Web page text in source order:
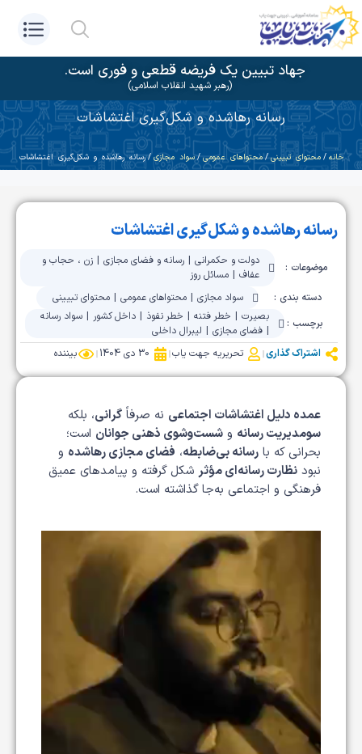
جهاد تبیین یک فریضه قطعی و فوری است.
(رهبر شهید انقلاب اسلامی)
رسانه رهاشده و شکل‌گیری اغتشاشات
خانه /محتوای تبیینی/محتواهای عمومی/سواد مجازی/ رسانه رهاشده و شکل‌گیری اغتشاشات
رسانه رهاشده و شکل‌گیری اغتشاشات
موضوعات : دولت و حکمرانی| رسانه و فضای مجازی| زن ، حجاب و
عفاف| مسائل روز
دسته بندی :
سواد مجازی |محتواهای عمومی |محتوای تبیینی
برچسب :
بصیرت | خطر فتنه | خطر نفوذ |داخل کشور |سواد رسانه
|فضای مجازی | لیبرال داخلی
اشتراک گذاری
تحریریه جهت یاب 30 دی 1404 بیننده
عمده دلیل اغتشاشات اجتماعی نه صرفاً گرانی، بلکه
سو‌مدیریت رسانه و شست‌وشوی ذهنی جوانان است؛
بحرانی که با رسانه بی‌ضابطه، فضای مجازی رهاشده و
نبود نظارت رسانه‌ای مؤثر شکل گرفته و پیامدهای عمیق
فرهنگی و اجتماعی به‌جا گذاشته است.